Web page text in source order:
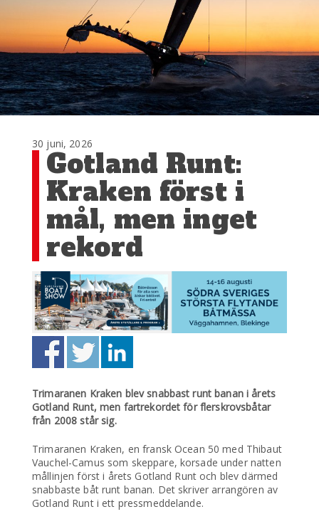
30 juni, 2026
Gotland Runt:
Kraken först i
mål, men inget
rekord
Trimaranen Kraken blev snabbast runt banan i årets
Gotland Runt, men fartrekordet för flerskrovsbåtar
från 2008 står sig.
Trimaranen Kraken, en fransk Ocean 50 med Thibaut
Vauchel-Camus som skeppare, korsade under natten
mållinjen först i årets Gotland Runt och blev därmed
snabbaste båt runt banan. Det skriver arrangören av
Gotland Runt i ett pressmeddelande.